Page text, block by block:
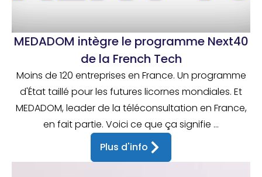
MEDADOM intègre le programme Next40
de la French Tech
Moins de 120 entreprises en France. Un programme
d'État taillé pour les futures licornes mondiales. Et
MEDADOM, leader de la téléconsultation en France,
en fait partie. Voici ce que ça signifie ...
Plus d'info